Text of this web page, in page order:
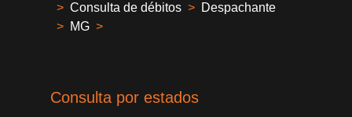
> Consulta de débitos > Despachante
> MG >
Consulta por estados